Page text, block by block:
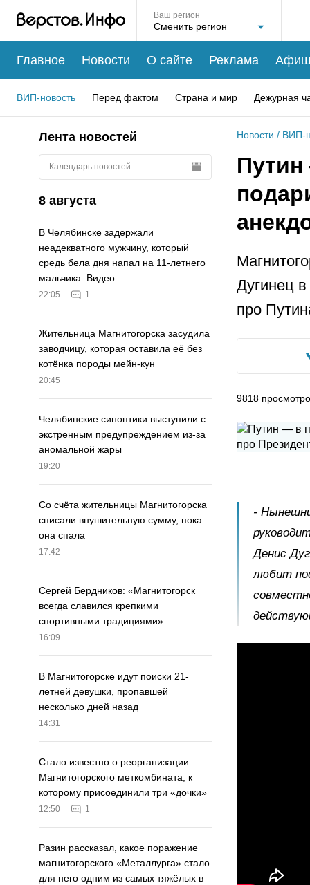
Ваш регион
Главное Новости О сайте Реклама
ВИП-новость Перед фактом Страна и мир Дежурная
Лента новостей
Календарь новостей
8 августа
В Челябинске задержали
неадекватного мужчину, который
средь бела дня напал на 11-летнего
мальчика. Видео
22:05 1
Жительница Магнитогорска засудила
заводчицу, которая оставила её без
котёнка породы мейн-кун
20:45
Челябинские синоптики выступили с
экстренным предупреждением из-за
аномальной жары
19:20
Со счёта жительницы Магнитогорска
списали внушительную сумму, пока
она спала
17:42
Сергей Бердников: «Магнитогорск
всегда славился крепкими
спортивными традициями»
16:09
В Магнитогорске идут поиски 21-
летней девушки, пропавшей
несколько дней назад
14:31
Стало известно о реорганизации
Магнитогорского меткомбината, к
которому присоединили три «дочки»
12:50 1
Разин рассказал, какое поражение
магнитогорского «Металлурга» стало
для него одним из самых тяжёлых в
Новости / ВИП-
Путин
Дугинец
про
9818
-
Денис
любит